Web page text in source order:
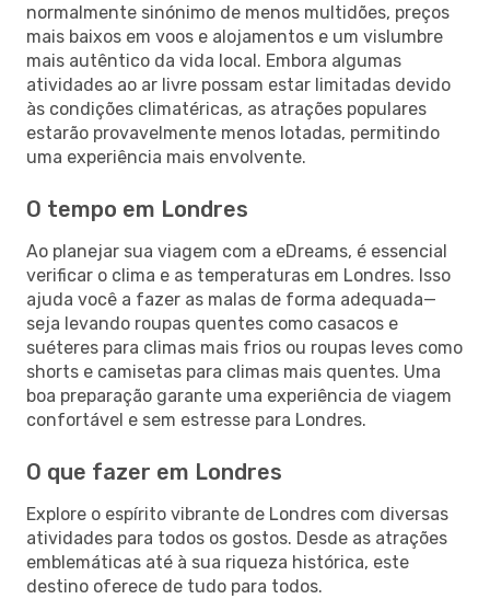
normalmente sinónimo de menos multidões, preços
mais baixos em voos e alojamentos e um vislumbre
mais autêntico da vida local. Embora algumas
atividades ao ar livre possam estar limitadas devido
às condições climatéricas, as atrações populares
estarão provavelmente menos lotadas, permitindo
uma experiência mais envolvente.
O tempo em Londres
Ao planejar sua viagem com a eDreams, é essencial
verificar o clima e as temperaturas em Londres. Isso
ajuda você a fazer as malas de forma adequada—
seja levando roupas quentes como casacos e
suéteres para climas mais frios ou roupas leves como
shorts e camisetas para climas mais quentes. Uma
boa preparação garante uma experiência de viagem
confortável e sem estresse para Londres.
O que fazer em Londres
Explore o espírito vibrante de Londres com diversas
atividades para todos os gostos. Desde as atrações
emblemáticas até à sua riqueza histórica, este
destino oferece de tudo para todos.